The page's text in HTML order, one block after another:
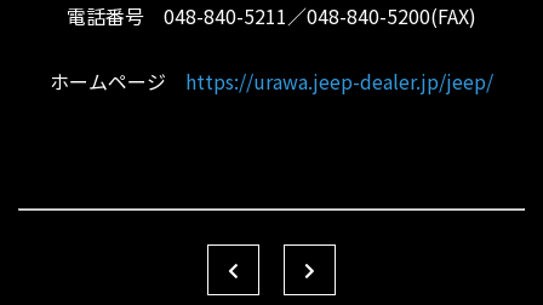
電話番号 048-840-5211／048-840-5200(FAX)
ホームページ https://urawa.jeep-dealer.jp/jeep/